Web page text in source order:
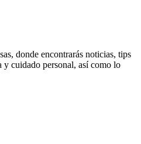
donde encontrarás noticias, tips
y cuidado personal, así como lo